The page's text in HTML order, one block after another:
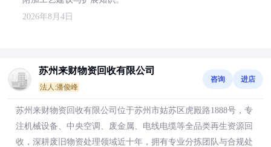
2026年8月4日
苏州来财物资回收有限公司
法人:潘俊峰
咨询 进店
苏州来财物资回收有限公司位于苏州市姑苏区虎殿路1888号，专
注机械设备、中央空调、废金属、电线电缆等全品类再生资源回
收，深耕废旧物资处理领域近十年，拥有专业分拣团队与合规处